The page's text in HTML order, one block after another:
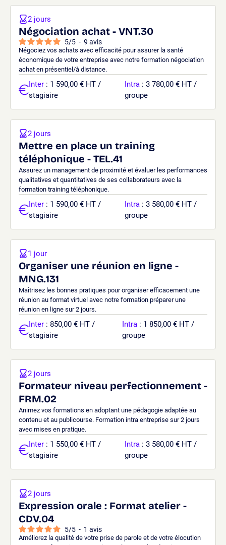
Négociation achat - VNT.30
5/5 - 9 avis
Négociez vos achats avec efficacité pour assurer la santé
économique de votre entreprise avec notre formation négociation
achat en présentiel/à distance.
2 jours
Inter : 1 590,00 € HT /
stagiaire
Intra : 3 780,00 € HT /
groupe
Mettre en place un training
téléphonique - TEL.41
Assurez un management de proximité et évaluer les performances
qualitatives et quantitatives de ses collaborateurs avec la
formation training téléphonique.
2 jours
Inter : 1 590,00 € HT /
stagiaire
Intra : 3 580,00 € HT /
groupe
Organiser une réunion en ligne -
MNG.131
Maîtrisez les bonnes pratiques pour organiser efficacement une
réunion au format virtuel avec notre formation préparer une
réunion en ligne sur 2 jours.
1 jour
Inter : 850,00 € HT /
stagiaire
Intra : 1 850,00 € HT /
groupe
Formateur niveau perfectionnement -
FRM.02
Animez vos formations en adoptant une pédagogie adaptée au
contenu et au publicourse. Formation intra entreprise sur 2 jours
avec mises en pratique.
2 jours
Inter : 1 550,00 € HT /
stagiaire
Intra : 3 580,00 € HT /
groupe
Expression orale : Format atelier -
CDV.04
5/5 - 1 avis
Améliorez la qualité de votre prise de parole et de votre élocution
2 jours